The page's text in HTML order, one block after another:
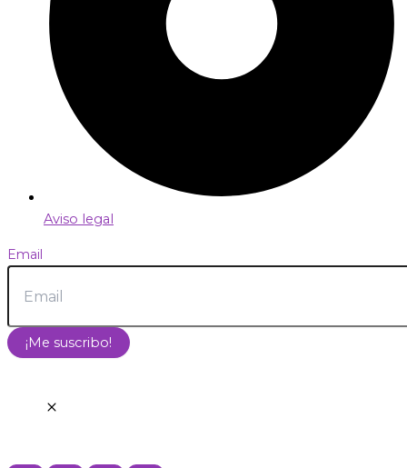
Aviso legal
Email
¡Me suscribo!